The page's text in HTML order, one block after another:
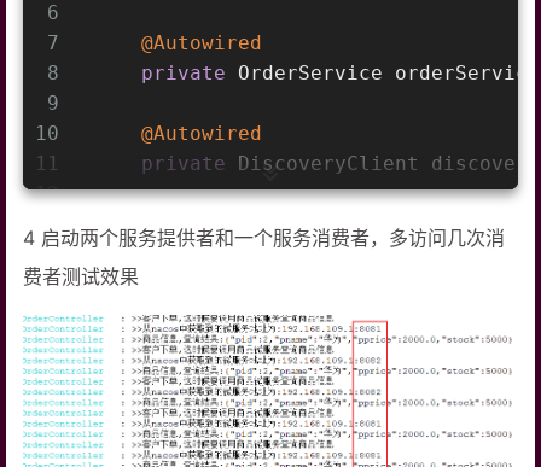
6
7
8
9
10
11
12
13
14
15
16
17
18
19
20
@Autowired
private OrderService
@Autowired
private DiscoveryClient
@RequestMapping("/order/prod/
public Order order (
        log.info(
//从nacos中获取服务地址
//自定义规则实现随机挑选
List<ServiceInstance>
int index=new
4 启动两个服务提供者和一个服务消费者，多访问几次消
费者测试效果